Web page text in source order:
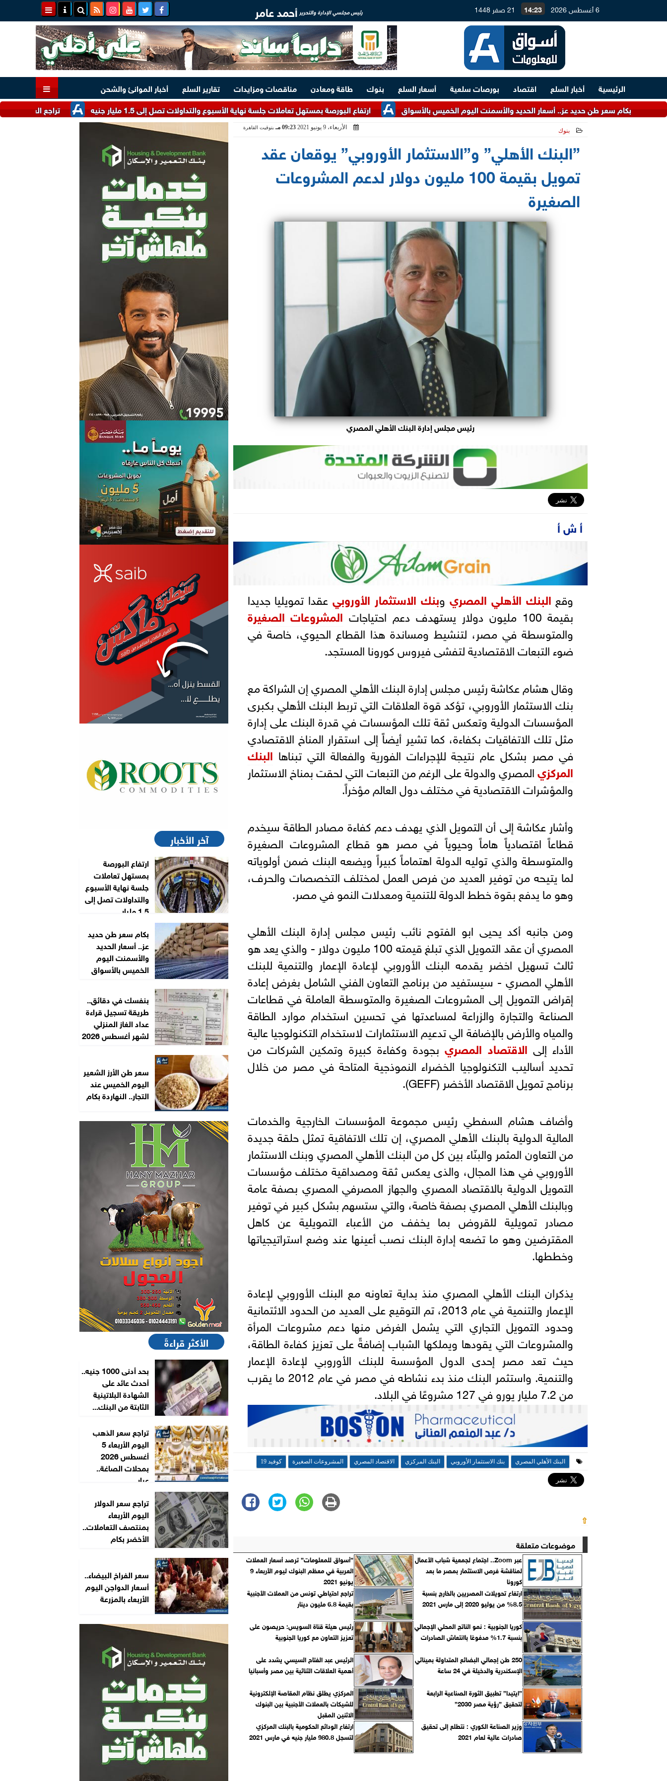
6 أغسطس 2026 14:23 21 صفر 1448 رئيس مجلسي الإدارة والتحرير أحمد عامر
الرئيسية أخبار السلع اقتصاد بورصات سلعية أسعار السلع بنوك طاقة ومعادن مناقصات ومزايدات تقارير السلع
أخبار الموانئ والشحن
تراجع العملة الأوروبية.. سعر
ارتفاع البورصة بمستهل تعاملات جلسة نهاية الأسبوع والتداولات تصل إلى 1.5 مليار جنيه سعر طن حديد عز.. أسعار الحديد والأسمنت اليوم الخميس بالأسواق
بنوك الأربعاء، 9 يونيو 2021 09:23 مـ بتوقيت القاهرة
”البنك الأهلي” و”الاستثمار الأوروبي” يوقعان عقد
تمويل بقيمة 100 مليون دولار لدعم المشروعات
الصغيرة
رئيس مجلس إدارة البنك الأهلي المصري
أ ش أ
وقع البنك الأهلي المصري وبنك الاستثمار الأوروبيعقدا تمويليا جديدا
بقيمة 100 مليون دولار يستهدف دعم احتياجات
المشروعات الصغيرة
والمتوسطة في مصر، لتنشيط ومساندة هذا القطاع الحيوي، خاصة في
ضوء التبعات الاقتصادية لتفشى فيروس كورونا المستجد.
وقال هشام عكاشة رئيس مجلس إدارة البنك الأهلي المصري إن الشراكة مع
بنك الاستثمار الأوروبي، تؤكد قوة العلاقات التي تربط البنك الأهلي بكبرى
المؤسسات الدولية وتعكس ثقة تلك المؤسسات في قدرة البنك على إدارة
مثل تلك الاتفاقيات بكفاءة، كما تشير أيضاً إلى استقرار المناخ الاقتصادي
في مصر بشكل عام نتيجة للإجراءات الفورية والفعالة التي تبناها البنك
المركزيالمصري والدولة على الرغم من التبعات التي لحقت بمناخ الاستثمار
والمؤشرات الاقتصادية في مختلف دول العالم مؤخراً.
وأشار عكاشة إلى أن التمويل الذي يهدف دعم كفاءة مصادر الطاقة سيخدم
قطاعاً اقتصادياً هاماً وحيوياً في مصر هو قطاع المشروعات الصغيرة
والمتوسطة والذي توليه الدولة اهتماماً كبيراً ويضعه البنك ضمن أولوياته
لما يتيحه من توفير العديد من فرص العمل لمختلف التخصصات والحرف،
وهو ما يدفع بقوة خطط الدولة للتنمية ومعدلات النمو في مصر.
ومن جانبه أكد يحيى ابو الفتوح نائب رئيس مجلس إدارة البنك الأهلي
المصري أن عقد التمويل الذي تبلغ قيمته 100 مليون دولار - والذي يعد هو
ثالث تسهيل اخضر يقدمه البنك الأوروبي لإعادة الإعمار والتنمية للبنك
الأهلي المصري - سيستفيد من برنامج التعاون الفني الشامل بغرض إعادة
إقراض التمويل إلى المشروعات الصغيرة والمتوسطة العاملة في قطاعات
الصناعة والتجارة والزراعة لمساعدتها في تحسين استخدام موارد الطاقة
والمياه والأرض بالإضافة الي تدعيم الاستثمارات لاستخدام التكنولوجيا عالية
الأداء إلى الاقتصاد المصريبجودة وكفاءة كبيرة وتمكين الشركات من
تحديد أساليب التكنولوجيا الخضراء النموذجية المتاحة في مصر من خلال
برنامج تمويل الاقتصاد الأخضر (GEFF).
وأضاف هشام السفطي رئيس مجموعة المؤسسات الخارجية والخدمات
المالية الدولية بالبنك الأهلي المصري، إن تلك الاتفاقية تمثل حلقة جديدة
من التعاون المثمر والبنّاء بين كل من البنك الأهلي المصري وبنك الاستثمار
الأوروبي في هذا المجال، والذى يعكس ثقة ومصداقية مختلف مؤسسات
التمويل الدولية بالاقتصاد المصري والجهاز المصرفي المصري بصفة عامة
وبالبنك الأهلي المصري بصفة خاصة، والتي ستسهم بشكل كبير في توفير
مصادر تمويلية للقروض بما يخفف من الأعباء التمويلية عن كاهل
المقترضين وهو ما تضعه إدارة البنك نصب أعينها عند وضع استراتيجياتها
وخططها.
يذكران البنك الأهلي المصري منذ بداية تعاونه مع البنك الأوروبي لإعادة
الإعمار والتنمية في عام 2013، تم التوقيع على العديد من الحدود الائتمانية
وحدود التمويل التجاري التي يشمل الغرض منها دعم مشروعات المرأة
والمشروعات التي يقودها ويملكها الشباب إضافةً على تعزيز كفاءة الطاقة،
حيث تعد مصر إحدى الدول المؤسسة للبنك الأوروبي لإعادة الإعمار
والتنمية. واستثمر البنك منذ بدء نشاطه في مصر في عام 2012 ما يقرب
من 7.2 مليار يورو في 127 مشروعًا في البلاد.
البنك الأهلي المصري بنك الاستثمار الأوروبي البنك المركزي الاقتصاد المصري المشروعات الصغيرة كوفيد 19
⇧
موضوعات متعلقة
عبر Zoom.. اجتماع لجمعية شباب الأعمال
لمناقشة فرص الاستثمار بمصر ما بعد
كورونا
”أسواق للمعلومات” ترصد أسعار العملات
العربية في معظم البنوك ليوم الأربعاء 9
يونيو 2021
ارتفاع تحويلات المصريين بالخارج بنسبة
8.5% من يوليو 2020 إلى مارس 2021
تراجع احتياطي تونس من العملات الأجنبية
بقيمة 6.8 مليون دينار
كوريا الجنوبية : نمو الناتج المحلي الإجمالي
بنسبة 1.7% مدفوعًا باانتعاش الصادرات
رئيس هيئة قناة السويس: حريصون على
تعزيز التعاون مع كوريا الجنوبية
250 طن إجمالي البضائع المتداولة بمينائي
الإسكندرية والدخيلة في 24 ساعة
الرئيس عبد الفتاح السيسي يشدد على
أهمية العلاقات الثنائية بين مصر وأسبانيا
”ايتيدا” تطبيق الثورة الصناعية الرابعة
لتحقيق ”رؤية مصر 2030”
المركزي يطلق نظام المقاصة الإلكترونية
للشيكات بالعملات الأجنبية بين البنوك
الاثنين المقبل
وزير الصناعة الكوري : نتطلع إلى تحقيق
صادرات عالية لعام 2021
ارتفاع الودائع الحكومية بالبنك المركزي
لتسجل 980.8 مليار جنيه في مارس 2021
آخر الأخبار
ارتفاع البورصة
بمستهل تعاملات
جلسة نهاية الأسبوع
والتداولات تصل إلى
1.5 مليار...
بكام سعر طن حديد
عز.. أسعار الحديد
والأسمنت اليوم
الخميس بالأسواق
بنفسك في دقائق..
طريقة تسجيل قراءة
عداد الغاز المنزلي
لشهر أغسطس 2026
سعر طن الأرز الشعير
اليوم الخميس عند
التجار.. النهاردة بكام
الأكثر قراءةً
بحد أدنى 1000 جنيه..
أحدث عائد على
الشهادة البلاتينية
الثابتة من البنك...
تراجع سعر الذهب
اليوم الأربعاء 5
أغسطس 2026
بمحلات الصاغة..
عيار...
تراجع سعر الدولار
اليوم الأربعاء
بمنتصف التعاملات..
الأخضر بكام
سعر الفراخ البيضاء..
أسعار الدواجن اليوم
الأربعاء بالمزرعة